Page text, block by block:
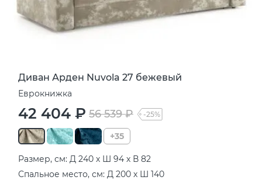
Диван Арден Nuvola 27 бежевый
Еврокнижка
42 404 ₽ 56 539 ₽ -25%
+35
Размер, см: Д 240 х Ш 94 х В 82
Спальное место, см: Д 200 х Ш 140